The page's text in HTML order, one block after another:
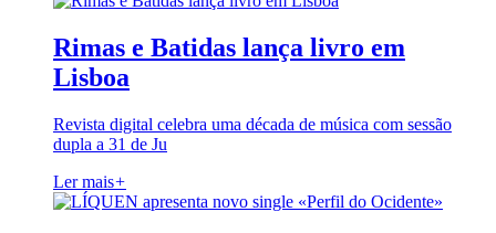
Rimas e Batidas lança livro em
Lisboa
Revista digital celebra uma década de música com sessão
dupla a 31 de Ju
Ler mais+